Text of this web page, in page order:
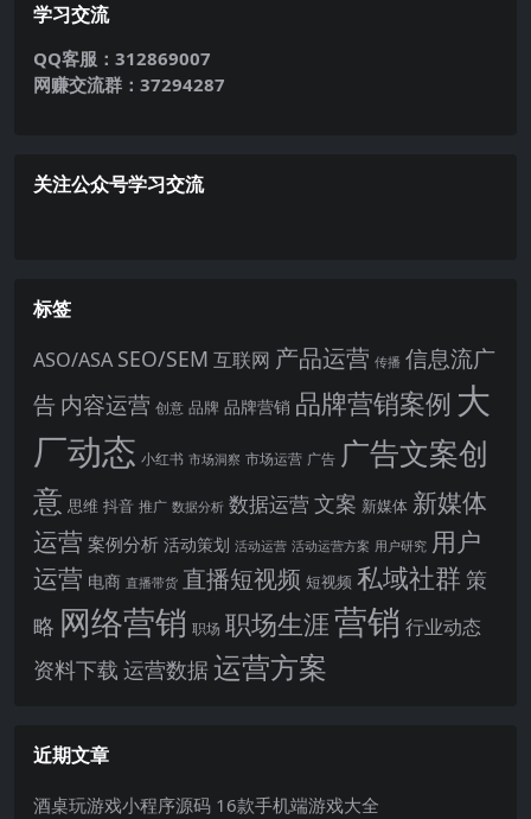
学习交流
QQ客服：312869007
网赚交流群：37294287
关注公众号学习交流
标签
ASO/ASA SEO/SEM 互联网 产品运营 传播 信息流广
告 内容运营 创意 品牌 品牌营销 品牌营销案例 大
厂动态 小红书 市场洞察 市场运营 广告 广告文案创
意 思维 抖音 推广 数据分析 数据运营 文案 新媒体 新媒体
运营 案例分析 活动策划 活动运营 活动运营方案 用户研究 用户
运营 电商 直播带货 直播短视频 短视频 私域社群 策
略 网络营销 职场 职场生涯营销 行业动态
资料下载 运营数据运营方案
近期文章
酒桌玩游戏小程序源码 16款手机端游戏大全